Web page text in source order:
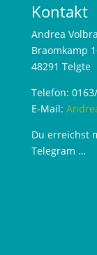
Kontakt
Andrea
Braomkamp
48291 Telgte
Telefon:
E-Mail:
Du erreichst
Telegram …